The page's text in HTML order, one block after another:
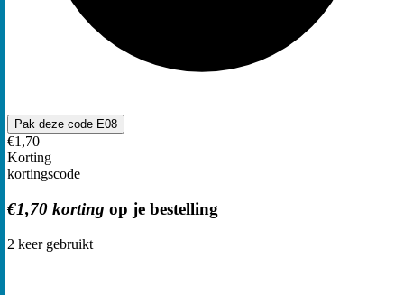
Pak deze code E08
€1,70
Korting
kortingscode
€1,70 korting op je bestelling
2 keer gebruikt